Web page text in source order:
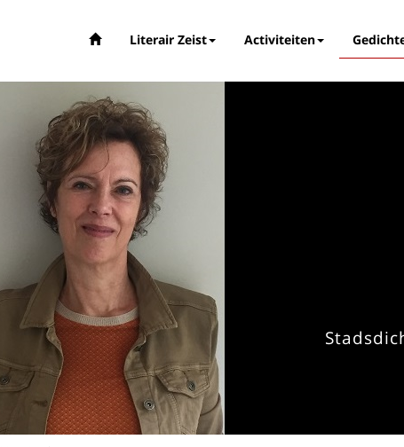
Literair Zeist Activiteiten